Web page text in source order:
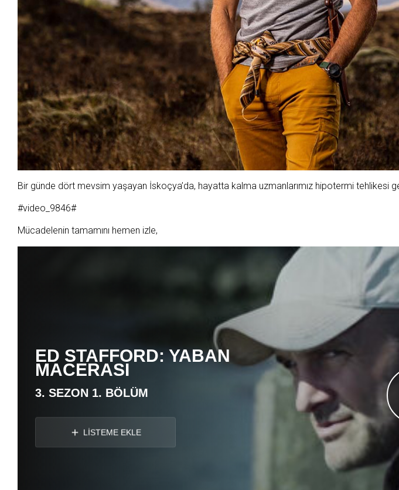
Bir günde dört mevsim yaşayan İskoçya’da, hayatta kalma uzmanlarımız hipotermi tehlikesi
#video_9846#
Mücadelenin tamamını hemen izle,
ED STAFFORD: YABAN
MACERASI
3. SEZON 1. BÖLÜM
LİSTEME EKLE